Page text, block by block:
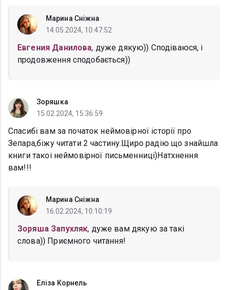
Марина Сніжна
14.05.2024, 10:47:52
Евгения Данилова, дуже дякую)) Сподіваюся, і
продовження сподобається))
Зоряшка
15.02.2024, 15:36:59
Спасибі вам за початок неймовірної історії про
Зепара,біжу читати 2 частину.Щиро радію що знайшла
книги такоі неймовірної письменниці)Натхнення
вам!!!
Марина Сніжна
16.02.2024, 10:10:19
Зоряша Запухляк, дуже вам дякую за такі
слова)) Приємного читання!
Еліза Корнель